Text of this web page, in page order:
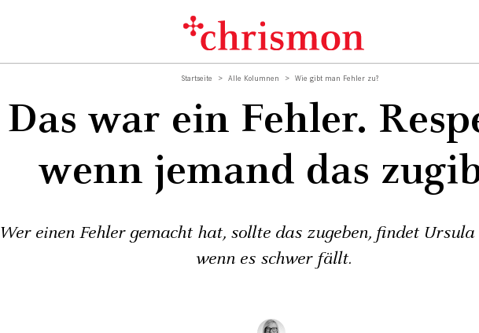
Startseite Alle Kolumnen Wie gibt man Fehler zu?
Das war ein Fehler.
wenn jemand das
Wer einen Fehler gemacht hat, sollte das zugeben, findet
wenn es schwer fällt.